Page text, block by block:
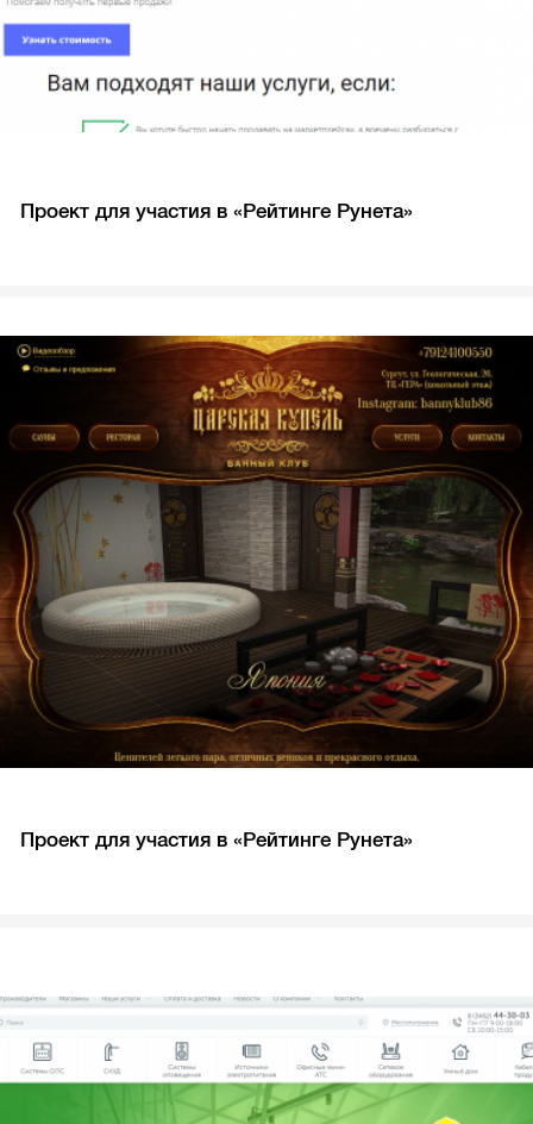
Проект для участия в «Рейтинге Рунета»
Проект для участия в «Рейтинге Рунета»